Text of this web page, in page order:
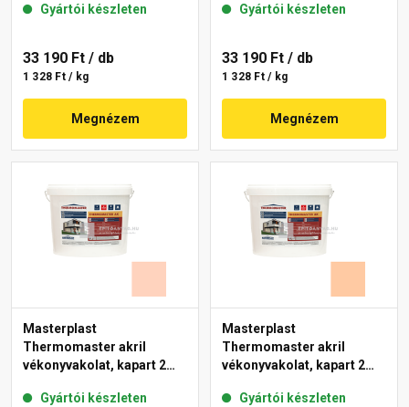
06-E 25 kg
Gyártói készleten
33 190 Ft / db
1 328 Ft / kg
Megnézem
11-D 25 kg
Gyártói készleten
33 190 Ft / db
1 328 Ft / kg
Megnézem
Masterplast
Thermomaster akril
vékonyvakolat, kapart 2
Gyártói készleten
Masterplast
Thermomaster akril
vékonyvakolat, kapart 2
Gyártói készleten